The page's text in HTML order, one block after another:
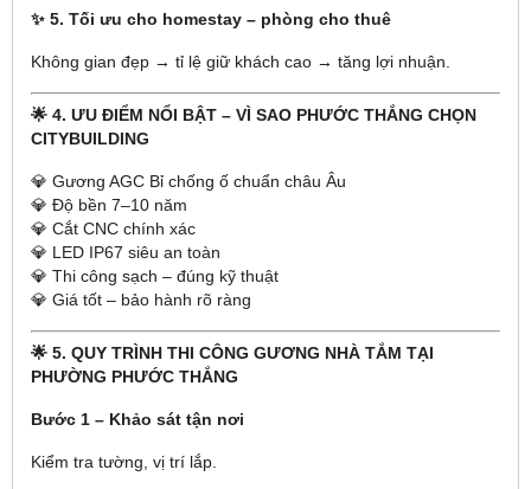
✨ 5. Tối ưu cho homestay – phòng cho thuê
Không gian đẹp → tỉ lệ giữ khách cao → tăng lợi nhuận.
🌟 4. ƯU ĐIỂM NỔI BẬT – VÌ SAO PHƯỚC THẮNG CHỌN
CITYBUILDING
💎 Gương AGC Bỉ chống ố chuẩn châu Âu
💎 Độ bền 7–10 năm
💎 Cắt CNC chính xác
💎 LED IP67 siêu an toàn
💎 Thi công sạch – đúng kỹ thuật
💎 Giá tốt – bảo hành rõ ràng
🌟 5. QUY TRÌNH THI CÔNG GƯƠNG NHÀ TẮM TẠI
PHƯỜNG PHƯỚC THẮNG
Bước 1 – Khảo sát tận nơi
Kiểm tra tường, vị trí lắp.